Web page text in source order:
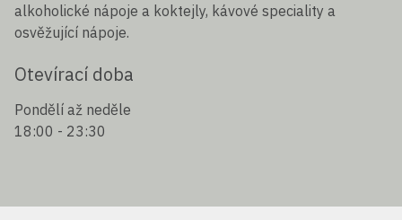
alkoholické nápoje a koktejly, kávové speciality a
osvěžující nápoje.
Otevírací doba
Pondělí až neděle
18:00 - 23:30